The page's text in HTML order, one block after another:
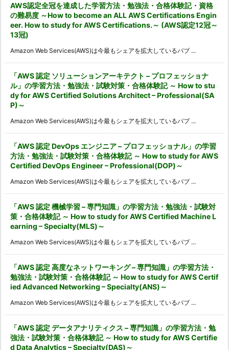
AWS認定全冠を達成した学習方法・勉強法・合格体験記・資格
の難易度 ～How to become an ALL AWS Certifications Engin
eer. How to study for AWS Certifications.～ (AWS認定12冠～
13冠)
Amazon Web Services(AWS)は今最もシェアを拡大しているパブ ...
「AWS 認定 ソリューションアーキテクト – プロフェッショナ
ル」の学習方法・勉強法・試験対策・合格体験記 ～ How to stu
dy for AWS Certified Solutions Architect – Professional(SA
P)～
Amazon Web Services(AWS)は今最もシェアを拡大しているパブ ...
「AWS 認定 DevOps エンジニア – プロフェッショナル」の学習
方法・勉強法・試験対策・合格体験記 ～ How to study for AWS
Certified DevOps Engineer – Professional(DOP)～
Amazon Web Services(AWS)は今最もシェアを拡大しているパブ ...
「AWS 認定 機械学習 – 専門知識」の学習方法・勉強法・試験対
策・合格体験記 ～ How to study for AWS Certified Machine L
earning – Specialty(MLS)～
Amazon Web Services(AWS)は今最もシェアを拡大しているパブ ...
「AWS 認定 高度なネットワーキング – 専門知識」の学習方法・
勉強法・試験対策・合格体験記 ～ How to study for AWS Certif
ied Advanced Networking – Specialty(ANS)～
Amazon Web Services(AWS)は今最もシェアを拡大しているパブ ...
「AWS 認定 データアナリティクス – 専門知識」の学習方法・勉
強法・試験対策・合格体験記 ～ How to study for AWS Certifie
d Data Analytics – Specialty(DAS)～